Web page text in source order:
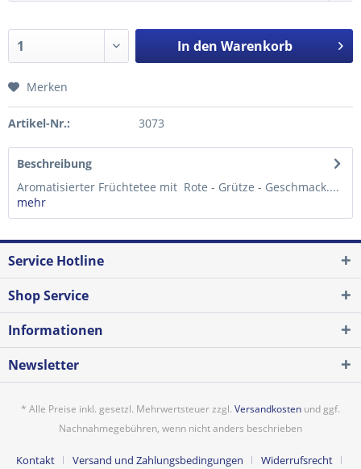
In den Warenkorb
Merken
Artikel-Nr.: 3073
Beschreibung
Aromatisierter Früchtetee mit Rote - Grütze - Geschmack....
mehr
Service Hotline
Shop Service
Informationen
Newsletter
* Alle Preise inkl. gesetzl. Mehrwertsteuer zzgl. Versandkosten und ggf.
Nachnahmegebühren, wenn nicht anders beschrieben
Kontakt Versand und Zahlungsbedingungen Widerrufsrecht